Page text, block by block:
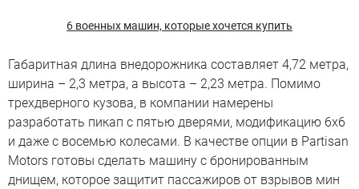
6 военных машин, которые хочется купить
Габаритная длина внедорожника составляет 4,72 метра,
ширина – 2,3 метра, а высота – 2,23 метра. Помимо
трехдверного кузова, в компании намерены
разработать пикап с пятью дверями, модификацию 6х6
и даже с восемью колесами. В качестве опции в Partisan
Motors готовы сделать машину с бронированным
днищем, которое защитит пассажиров от взрывов мин